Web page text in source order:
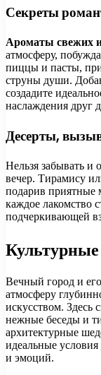
Секреты
Ароматы свежих
атмосферу,
пиццы и пасты,
струны души.
создадите
наслаждения друг
Десерты,
Нельзя забывать и о
вечер. Тирамису
подарив приятные
каждое лакомство
подчеркивающей
Вечный город и
атмосферу
искусством. Здесь
нежные беседы и
архитектурные
идеальные
и эмоций.